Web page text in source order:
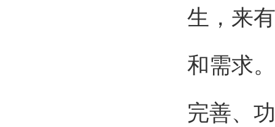
生，来
和需求
完善、